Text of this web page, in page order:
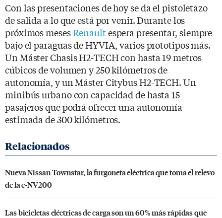
Con las presentaciones de hoy se da el pistoletazo
de salida a lo que está por venir. Durante los
próximos mesesRenaultespera presentar, siempre
bajo el paraguas de HYVIA, varios prototipos más.
Un Máster Chasis H2-TECH con hasta 19 metros
cúbicos de volumen y 250 kilómetros de
autonomía, y un Máster Citybus H2-TECH. Un
minibús urbano con capacidad de hasta 15
pasajeros que podrá ofrecer una autonomía
estimada de 300 kilómetros.
Nueva Nissan Townstar, la furgoneta eléctrica que toma el relevo
de la e-NV200
Las bicicletas eléctricas de carga son un 60% más rápidas que